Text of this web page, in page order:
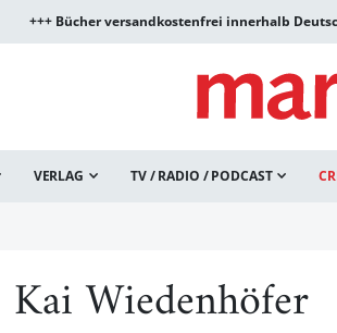
+++ Bücher versandkostenfrei innerhalb
VERLAG TV / RADIO / PODCAST
Kai Wiedenhöfer